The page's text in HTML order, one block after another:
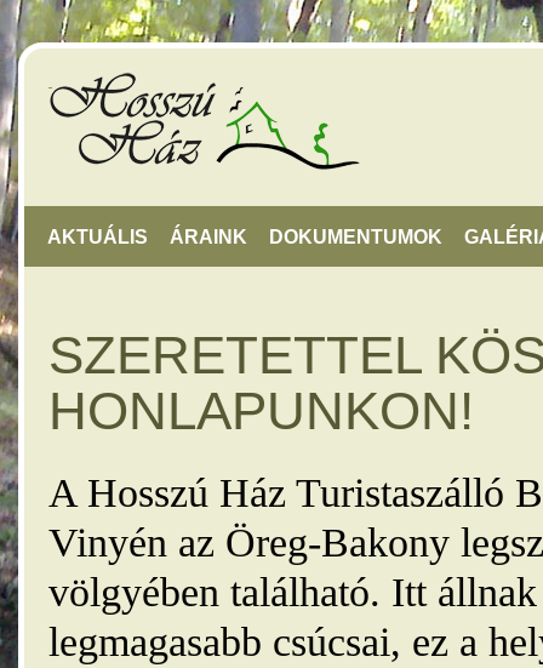
AKTUÁLIS ÁRAINK DOKUMENTUMOK
SZERETETTEL
HONLAPUNKON!
A Hosszú Ház Turistaszálló
Vinyén az Öreg-Bakony
völgyében található. Itt
legmagasabb csúcsai, ez a